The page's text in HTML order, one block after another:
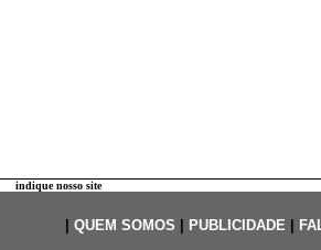
indique nosso site
QUEM SOMOS PUBLICIDADE|